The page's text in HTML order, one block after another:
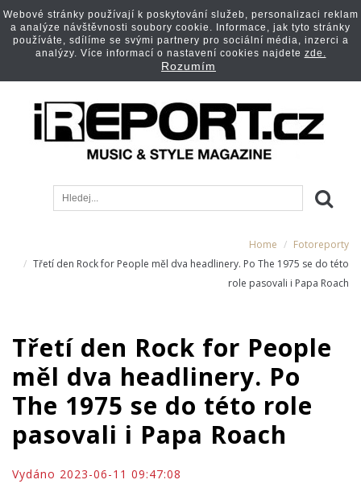
Home
Fotoreporty
Třetí den Rock for People měl dva headlinery. Po The 1975 se do této
role pasovali i Papa Roach
Třetí den Rock for People
měl dva headlinery. Po
The 1975 se do této role
pasovali i Papa Roach
Vydáno 2023-06-11 09:47:08
Webové stránky používají k poskytování služeb, personalizaci reklam
a analýze návštěvnosti soubory cookie. Informace, jak tyto stránky
používáte, sdílíme se svými partnery pro sociální média, inzerci a
analýzy. Více informací o nastavení cookies najdete zde.
Rozumím